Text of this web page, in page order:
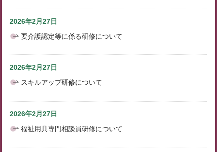
2026年2月27日
要介護認定等に係る研修について
2026年2月27日
スキルアップ研修について
2026年2月27日
福祉用具専門相談員研修について